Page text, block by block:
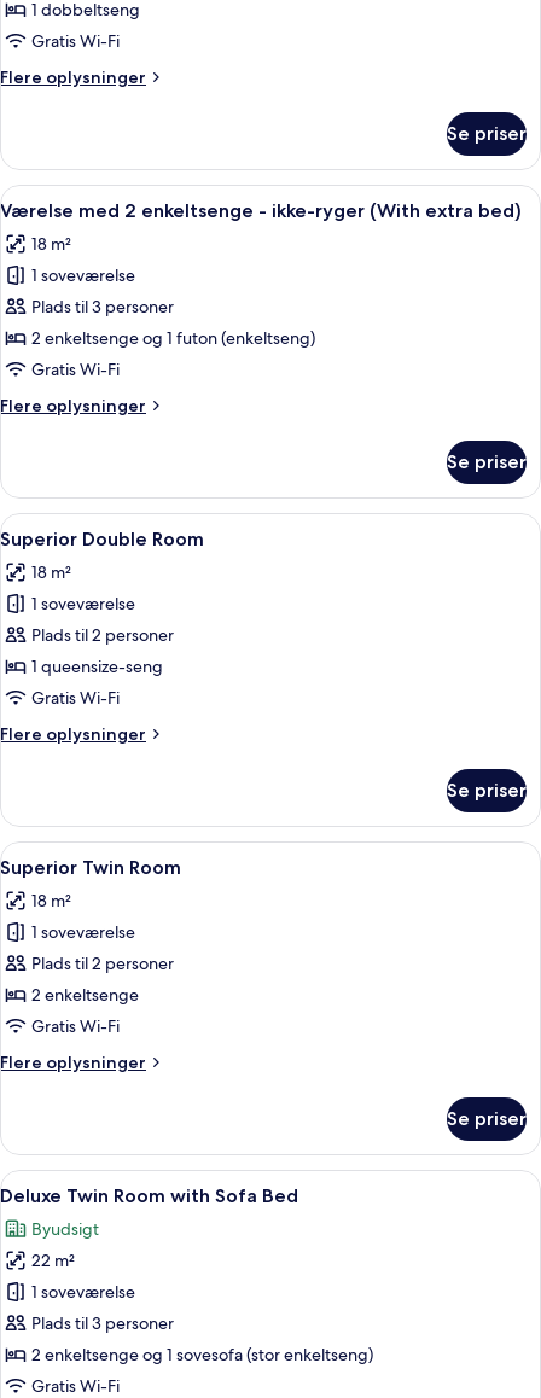
1 dobbeltseng
Gratis Wi-Fi
Flere oplysninger
Flere
dobbeltværelse
Se priser
Indlæs
alle
billeder
af
Værelse
med
2
-
(With
extra
bed)
Et hotelværelse med to senge, et
4
Værelse med 2 enkeltsenge - ikke-ryger (With extra bed)
18 m²
1 soveværelse
Plads til 3 personer
2 enkeltsenge og 1 futon (enkeltseng)
Gratis Wi-Fi
Flere oplysninger
Flere
med
enkeltsenge
ikke-
ryger
(With
extra
bed)
Se priser
Indlæs
alle
billeder
af
Superior
Double
Room
Et hotelværelse med en stor seng,
4
Superior Double Room
18 m²
1 soveværelse
Plads til 2 personer
1 queensize-seng
Gratis Wi-Fi
Flere oplysninger
Flere
Double
Room
Se priser
Indlæs
alle
billeder
af
Superior
Twin
Room
Et hotelværelse med to senge, et
4
Superior Twin Room
18 m²
1 soveværelse
Plads til 2 personer
2 enkeltsenge
Gratis Wi-Fi
Flere oplysninger
Flere
Twin
Room
Se priser
Indlæs
alle
billeder
af
Deluxe
Twin
Room
with
Et hotelværelse med to senge, et
6
Deluxe Twin Room with Sofa Bed
Byudsigt
22 m²
1 soveværelse
Plads til 3 personer
2 enkeltsenge og 1 sovesofa (stor enkeltseng)
Gratis Wi-Fi